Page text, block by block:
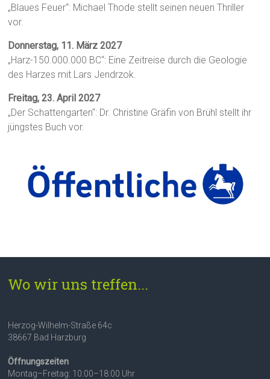
„Blaues Feuer“: Michael Thode stellt seinen neuen Thriller
vor.
Donnerstag, 11. März 2027
„Harz-150.000.000 BC“: Eine Zeitreise durch die Geologie
des Harzes mit Lars Jendrzok.
Freitag, 23. April 2027
„Der Schattengarten“: Dr. Christine Gräfin von Brühl stellt ihr
jüngstes Buch vor.
Wo wir uns treffen...
Herzog-Wilhelm-Straße 64c
38667 Bad Harzburg
Öffnungszeiten
Montag–Freitag: 10:00–18:00 Uhr